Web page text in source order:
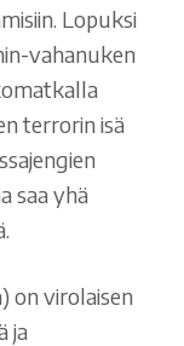
Lopuksi
vahanuken
terrorin isä
saa yhä
on virolaisen
ja